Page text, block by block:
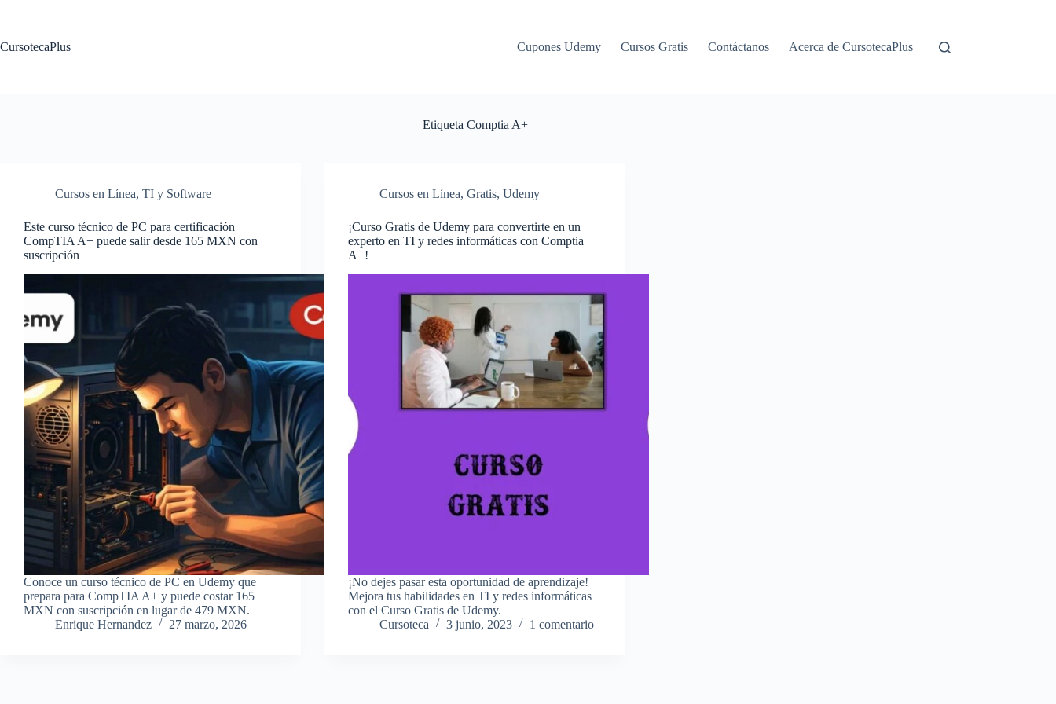
CursotecaPlus
Cupones Udemy Cursos Gratis Contáctanos Acerca de CursotecaPlus
Etiqueta Comptia A+
Cursos en Línea, TI y Software
Este curso técnico de PC para certificación
CompTIA A+ puede salir desde 165 MXN con
suscripción
Conoce un curso técnico de PC en Udemy que
prepara para CompTIA A+ y puede costar 165
MXN con suscripción en lugar de 479 MXN.
Enrique Hernandez
27 marzo, 2026
Cursos en Línea,Gratis,Udemy
¡Curso Gratis de Udemy para convertirte en un
experto en TI y redes informáticas con Comptia
A+!
¡No dejes pasar esta oportunidad de aprendizaje!
Mejora tus habilidades en TI y redes informáticas
con el Curso Gratis de Udemy.
Cursoteca
3 junio, 2023 1 comentario